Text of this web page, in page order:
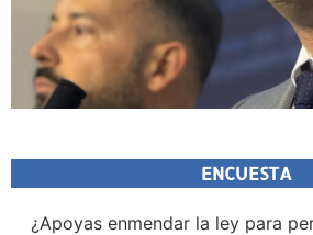
ENCUESTA
¿Apoyas enmendar la ley para